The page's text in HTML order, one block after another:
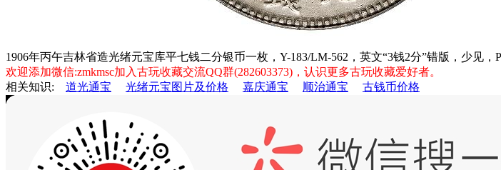
1906年丙午吉林省造光绪元宝库平七钱二分银币一枚，Y-183/LM-562，英文“3钱2分”错版，少见，
欢迎添加微信:zmkmsc加入古玩收藏交流QQ群(282603373)，认识更多古玩收藏爱好者。
相关知识: 道光通宝 光绪元宝图片及价格 嘉庆通宝 顺治通宝 古钱币价格